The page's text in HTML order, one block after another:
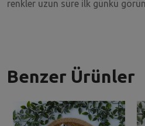
renkler uzun süre ilk günkü
Benzer Ürünler